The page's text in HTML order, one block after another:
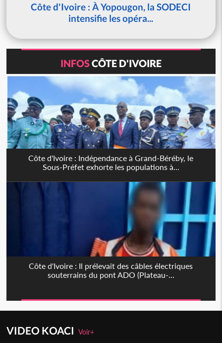
Côte d'Ivoire : À Yopougon, la SODECI
intensifie les opéra...
INFOSCÔTE D'IVOIRE
Côte d'Ivoire : Indépendance à Grand-Béréby, le
Sous-Préfet exhorte les populations à...
Côte d'Ivoire : Il prélevait des câbles électriques
souterrains du pont ADO (Plateau-...
VIDEO KOACIVoir+